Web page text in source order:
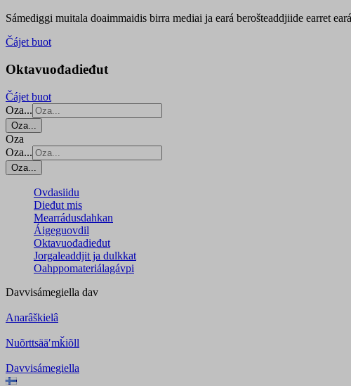
Sámediggi muitala doaimmaidis birra mediai ja eará berošteaddjiide earret
Čájet buot
Oktavuođadieđut
Čájet buot
Oza...
Oza...
Oza
Oza...
Oza...
Ovdasiidu
Dieđut mis
Mearrádusdahkan
Áigeguovdil
Oktavuođadieđut
Jorgaleaddjit ja dulkkat
Oahppomateriálagávpi
Davvisámegiella dav
Anarâškielâ
Nuõrttsääʹmǩiõll
Davvisámegiella